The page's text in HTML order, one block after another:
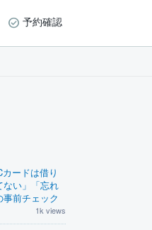
予約確認
ードは借り
ない」「忘れ
前チェック
1k views